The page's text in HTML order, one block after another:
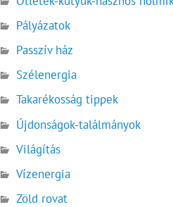
Pályázatok
Passzív ház
Szélenergia
Takarékosság tippek
Újdonságok-találmányok
Világítás
Vízenergia
Zöld rovat